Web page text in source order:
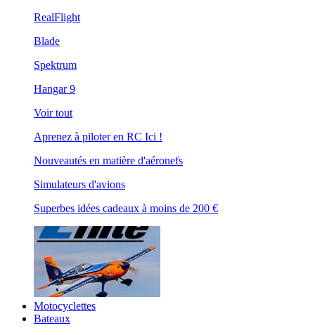
RealFlight
Blade
Spektrum
Hangar 9
Voir tout
Aprenez à piloter en RC Ici !
Nouveautés en matière d'aéronefs
Simulateurs d'avions
Superbes idées cadeaux à moins de 200 €
Motocyclettes
Bateaux